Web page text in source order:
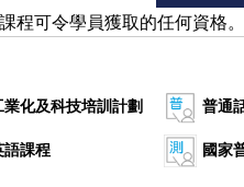
程可令學員獲取的任何資格
業化及科技培訓計劃 普通
語課程 國家